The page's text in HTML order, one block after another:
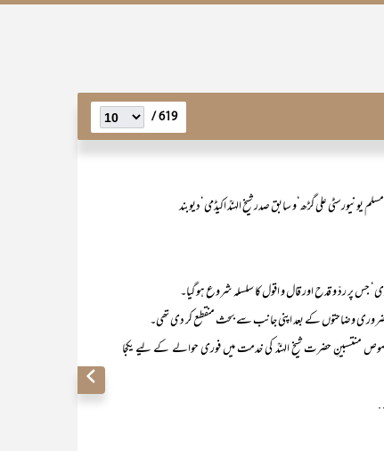
619 /
علی گڑھ‘و سابق صدر شیخ الہندؒ اکیڈمی‘دیوبند
جس پر ردّ و قدح اور قال و اقول کا سلسلہ شروع ہو گیا۔
منتسبینِ حضرت شیخ الہندؒ کی خدمت میں فوری حوالے کے لیے یکجا